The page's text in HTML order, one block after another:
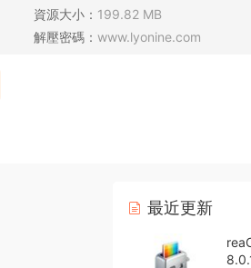
資源大小： 199.82 MB
解壓密碼： www.lyonine.com
最近更新